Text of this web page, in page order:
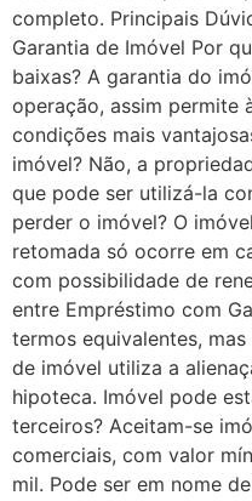
completo. Principais
Garantia de Imóvel Por
baixas? A garantia do
operação, assim permite
condições mais
imóvel? Não, a
que pode ser utilizá-la
perder o imóvel? O
retomada só ocorre em
com possibilidade de
entre Empréstimo com
termos equivalentes,
de imóvel utiliza a
hipoteca. Imóvel pode
terceiros? Aceitam-se
comerciais, com valor
mil. Pode ser em nome